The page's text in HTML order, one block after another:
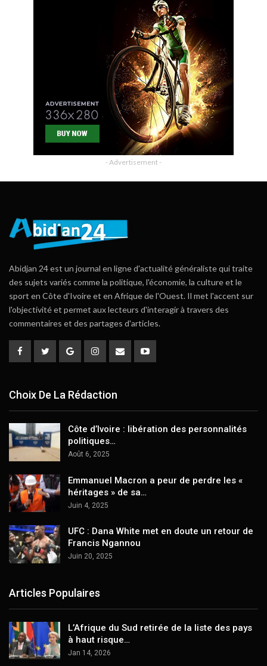
- Advertisement -
Abidjan 24 est un journal en ligne d'actualité généraliste qui traite
des sujets variés comme la politique, l'économie, la culture et le
sport en Côte d'Ivoire et en Afrique de l'Ouest. Il met l'accent sur
l'objectivité et permet aux lecteurs d'interagir à travers des
commentaires et des partages d'articles.
Choix De La Rédaction
Côte d’Ivoire : libération des personnalités
politiques…
Août 6, 2025
Emmanuel Macron a peur de perdre les «
héritages » de sa…
Juin 4, 2025
UFC : Dana White met en doute un retour de
Francis Ngannou
Juin 20, 2025
Articles Populaires
L’Afrique du Sud retirée de la liste des pays
à haut risque…
Jan 14, 2026